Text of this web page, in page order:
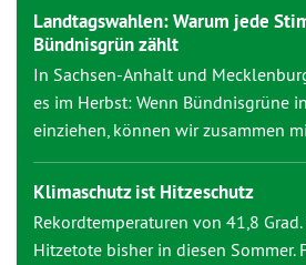
Landtagswahlen: Warum jede
Bündnisgrün zählt
In Sachsen-Anhalt und
es im Herbst: Wenn Bündnisgrüne
einziehen, können wir zusammen
Klimaschutz ist Hitzeschutz
Rekordtemperaturen von 41,8
Hitzetote bisher in diesen Sommer.